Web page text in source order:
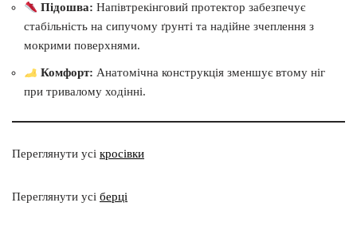
Підошва: Напівтрекінговий протектор забезпечує
стабільність на сипучому ґрунті та надійне зчеплення з
мокрими поверхнями.
Комфорт: Анатомічна конструкція зменшує втому ніг
при тривалому ходінні.
Переглянути усі кросівки
Переглянути усі берці